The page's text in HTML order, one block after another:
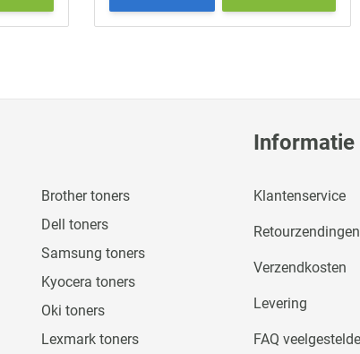
Brother toners
Dell toners
Samsung toners
Kyocera toners
Oki toners
Lexmark toners
Informatie
Klantenservice
Retourzendingen
Verzendkosten
Levering
FAQ